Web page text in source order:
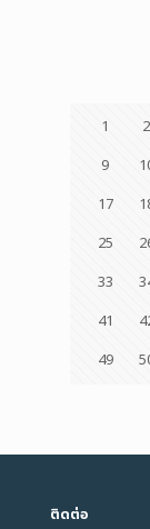
1 2
9
17
25
33
41
49
ติดต่อ